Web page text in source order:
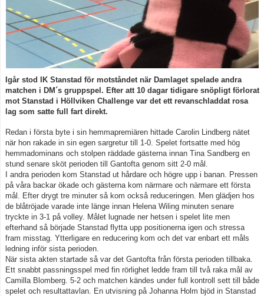
Spelarstatistik
Kontakt
Igår stod IK Stanstad för motståndet när Damlaget spelade andra
matchen i DM´s gruppspel. Efter att 10 dagar tidigare snöpligt förlorat
mot Stanstad i Höllviken Challenge var det ett revanschladdat rosa
lag som satte full fart direkt.
Redan i första byte i sin hemmapremiären hittade Carolin Lindberg nätet
när hon rakade in sin egen sargretur till 1-0. Spelet fortsatte med hög
hemmadominans och stolpen räddade gästerna innan Tina Sandberg en
stund senare sköt perioden till Gantofta genom sitt 2-0 mål.
I andra perioden kom Stanstad ut hårdare och högre upp i banan. Pressen
på våra backar ökade och gästerna kom närmare och närmare ett första
mål. Efter drygt tre minuter så kom också reduceringen. Men glädjen hos
de blåtröjade varade inte länge innan Helena Wiling minuten senare
tryckte in 3-1 på volley. Målet lugnade ner hetsen i spelet lite men
efterhand så började Stanstad flytta upp positionerna igen och stressa
fram misstag. Ytterligare en reducering kom och det var enbart ett måls
ledning inför sista perioden.
När sista akten startade så var det Gantofta från första perioden tillbaka.
Ett snabbt passningsspel med fin rörlighet ledde fram till två raka mål av
Camilla Blomberg. 5-2 och matchen kändes under full kontroll sett till både
spelet och resultattavlan. En utvisning på Johanna Holm bjöd in Stanstad